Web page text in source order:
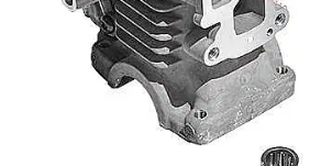
Carcasa ambreiaj
Carcasa demaror
Carter/Sasiu